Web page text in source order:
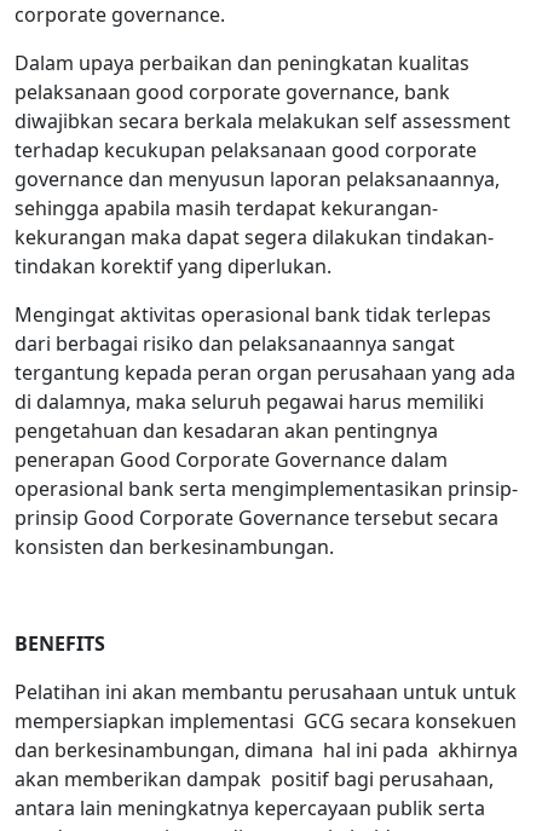
corporate governance.
Dalam upaya perbaikan dan peningkatan kualitas
pelaksanaan good corporate governance, bank
diwajibkan secara berkala melakukan self assessment
terhadap kecukupan pelaksanaan good corporate
governance dan menyusun laporan pelaksanaannya,
sehingga apabila masih terdapat kekurangan-
kekurangan maka dapat segera dilakukan tindakan-
tindakan korektif yang diperlukan.
Mengingat aktivitas operasional bank tidak terlepas
dari berbagai risiko dan pelaksanaannya sangat
tergantung kepada peran organ perusahaan yang ada
di dalamnya, maka seluruh pegawai harus memiliki
pengetahuan dan kesadaran akan pentingnya
penerapan Good Corporate Governance dalam
operasional bank serta mengimplementasikan prinsip-
prinsip Good Corporate Governance tersebut secara
konsisten dan berkesinambungan.
BENEFITS
Pelatihan ini akan membantu perusahaan untuk untuk
mempersiapkan implementasi GCG secara konsekuen
dan berkesinambungan, dimana hal ini pada akhirnya
akan memberikan dampak positif bagi perusahaan,
antara lain meningkatnya kepercayaan publik serta